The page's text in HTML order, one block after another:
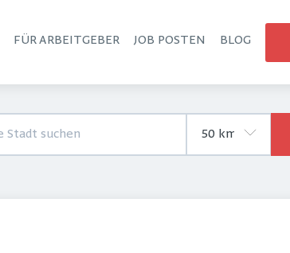
FÜR ARBEITGEBER JOB POSTEN BLOG